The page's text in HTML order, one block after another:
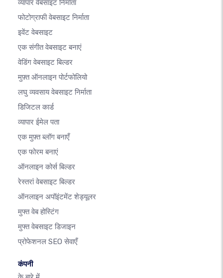
व्यापार वेबसाइट निर्माता
फोटोग्राफी वेबसाइट निर्माता
इवेंट वेबसाइट
एक संगीत वेबसाइट बनाएं
वेडिंग वेबसाइट बिल्डर
मुफ़्त ऑनलाइन पोर्टफोलियो
लघु व्यवसाय वेबसाइट निर्माता
डिजिटल कार्ड
व्यापार ईमेल पता
एक मुफ़्त ब्लॉग बनाएँ
एक फोरम बनाएं
ऑनलाइन कोर्स बिल्डर
रेस्तरां वेबसाइट बिल्डर
ऑनलाइन अपॉइंटमेंट शेड्यूलर
मुफ्त वेब होस्टिंग
मुफ्त वेबसाइट डिजाइन
प्रोफेशनल SEO सेवाएँ
कंपनी